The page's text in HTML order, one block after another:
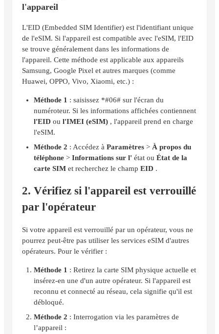
l'appareil
L'EID (Embedded SIM Identifier) est l'identifiant unique
de l'eSIM. Si l'appareil est compatible avec l'eSIM, l'EID
se trouve généralement dans les informations de
l'appareil. Cette méthode est applicable aux appareils
Samsung, Google Pixel et autres marques (comme
Huawei, OPPO, Vivo, Xiaomi, etc.) :
Méthode 1 : saisissez *#06# sur l'écran du
numéroteur. Si les informations affichées contiennent
l'EID ou l'IMEI (eSIM) , l'appareil prend en charge
l'eSIM.
Méthode 2 : Accédez à Paramètres > À propos du
téléphone > Informations sur l' état ou État de la
carte SIM et recherchez le champ EID .
2. Vérifiez si l'appareil est verrouillé
par l'opérateur
Si votre appareil est verrouillé par un opérateur, vous ne
pourrez peut-être pas utiliser les services eSIM d'autres
opérateurs. Pour le vérifier :
Méthode 1 : Retirez la carte SIM physique actuelle et
insérez-en une d'un autre opérateur. Si l'appareil est
reconnu et connecté au réseau, cela signifie qu'il est
débloqué.
Méthode 2 : Interrogation via les paramètres de
l’appareil :